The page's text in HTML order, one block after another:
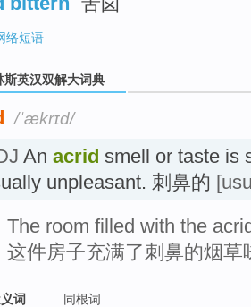
络短语
斯英汉双解大词典
/ˈækrɪd/
An acrid smell or taste is
unpleasant. 刺鼻的
The room filled with the
这件房子充满了刺鼻的烟草
词 同根词